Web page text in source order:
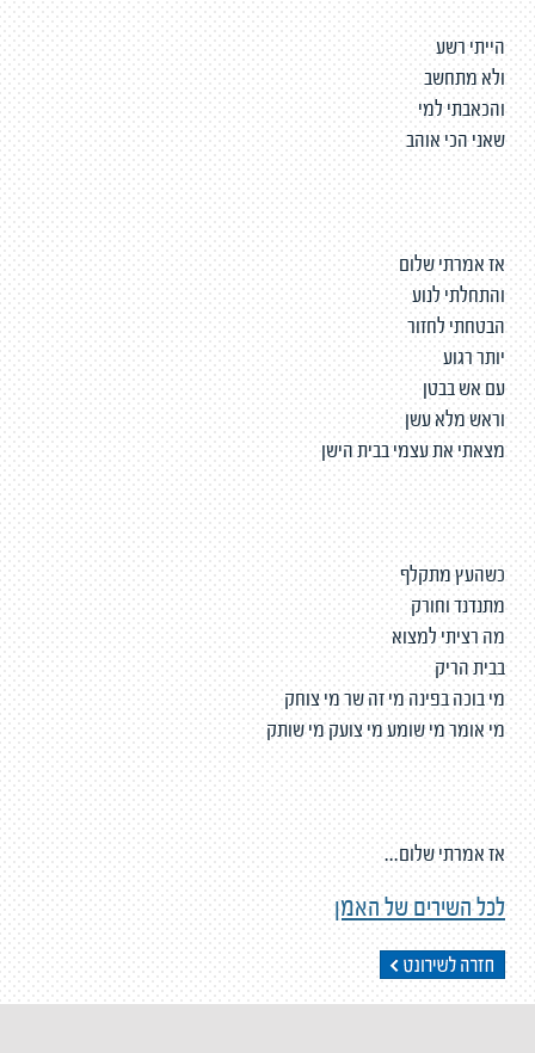
הייתי רשע
ולא מתחשב
והכאבתי למי
שאני הכי אוהב
אז אמרתי שלום
והתחלתי לנוע
הבטחתי לחזור
יותר רגוע
עם אש בבטן
וראש מלא עשן
מצאתי את עצמי בבית הישן
כשהעץ מתקלף
מתנדנד וחורק
מה רציתי למצוא
בבית הריק
מי בוכה בפינה מי זה שר מי צוחק
מי אומר מי שומע מי צועק מי שותק
אז אמרתי שלום...
לכל השירים של האמן